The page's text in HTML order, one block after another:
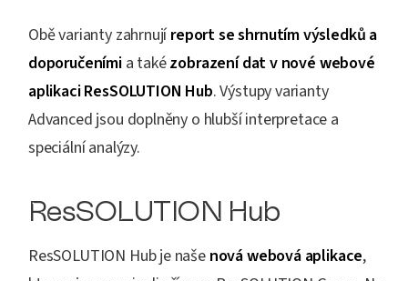
Obě varianty zahrnujíreport se shrnutím výsledků a
doporučenímia takézobrazení dat v nové webové
aplikaci ResSOLUTION Hub. Výstupy varianty
Advanced jsou doplněny o hlubší interpretace a
speciální analýzy.
ResSOLUTION Hub
ResSOLUTION Hub je naše nová webová aplikace,